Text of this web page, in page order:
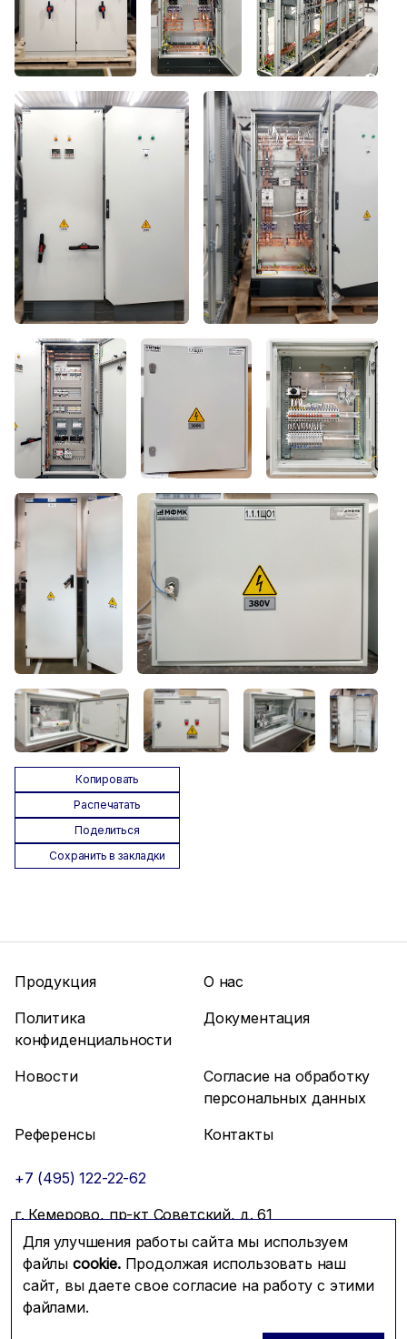
Копировать
Распечатать
Поделиться
Сохранить в закладки
Для улучшения работы сайта мы используем
файлы cookie.Продолжая использовать наш
сайт, вы даете свое согласие на работу с этими
файлами.
Продукция
О нас
Политика
конфиденциальности
Документация
Новости
Согласие на обработку
персональных данных
Референсы
Контакты
+7 (495) 122-22-62
г. Кемерово, пр-кт Советский, д. 61
info@mfmc.ru
Связаться с нами